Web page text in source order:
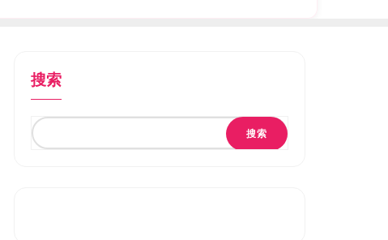
搜索
搜索